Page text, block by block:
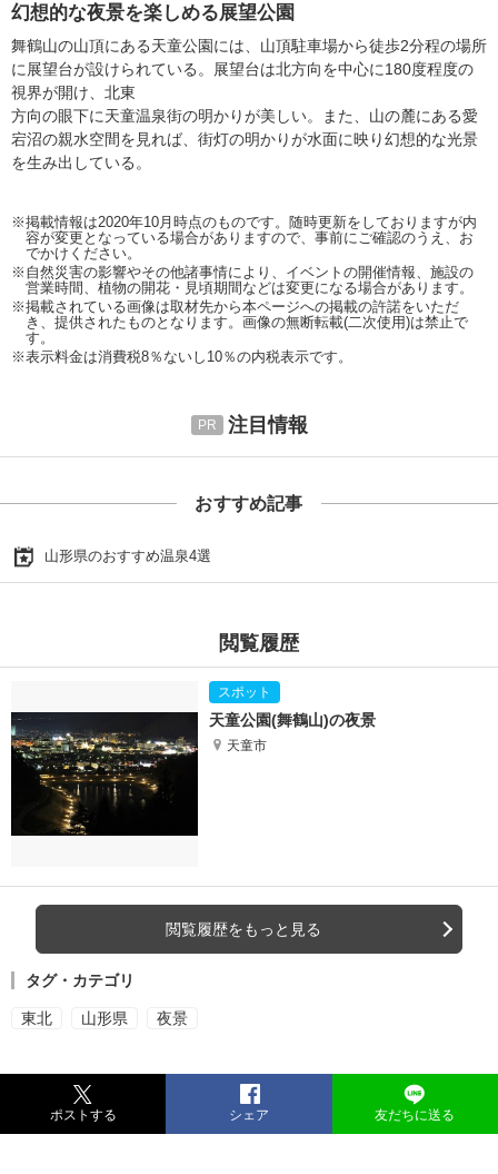
幻想的な夜景を楽しめる展望公園
舞鶴山の山頂にある天童公園には、山頂駐車場から徒歩2分程の場所
に展望台が設けられている。展望台は北方向を中心に180度程度の
視界が開け、北東
方向の眼下に天童温泉街の明かりが美しい。また、山の麓にある愛
宕沼の親水空間を見れば、街灯の明かりが水面に映り幻想的な光景
を生み出している。
※掲載情報は2020年10月時点のものです。随時更新をしておりますが内
容が変更となっている場合がありますので、事前にご確認のうえ、お
でかけください。
※自然災害の影響やその他諸事情により、イベントの開催情報、施設の
営業時間、植物の開花・見頃期間などは変更になる場合があります。
※掲載されている画像は取材先から本ページへの掲載の許諾をいただ
き、提供されたものとなります。画像の無断転載(二次使用)は禁止で
す。
※表示料金は消費税8％ないし10％の内税表示です。
注目情報
おすすめ記事
山形県のおすすめ温泉4選
閲覧履歴
天童公園(舞鶴山)の夜景
天童市
閲覧履歴をもっと見る
タグ・カテゴリ
東北 山形県 夜景
ポストする シェア 友だちに送る